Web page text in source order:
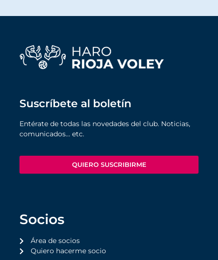
Suscríbete al boletín
Entérate de todas las novedades del club. Noticias,
comunicados… etc.
QUIERO SUSCRIBIRME
Socios
Área de socios
Quiero hacerme socio